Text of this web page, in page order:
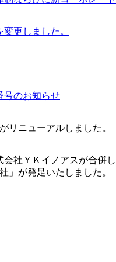
更しました。
号のお知らせ
リニューアルしました。
社ＹＫイノアスが合併
」が発足いたしました。